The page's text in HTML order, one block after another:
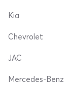
Kia
Chevrolet
JAC
Mercedes-Benz